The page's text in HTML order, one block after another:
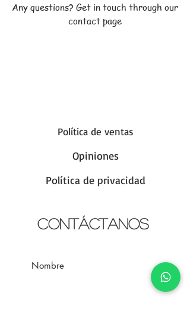
Any questions? Get in touch through our
contact page
Política de ventas
Opiniones
Política de privacidad
Contáctanos